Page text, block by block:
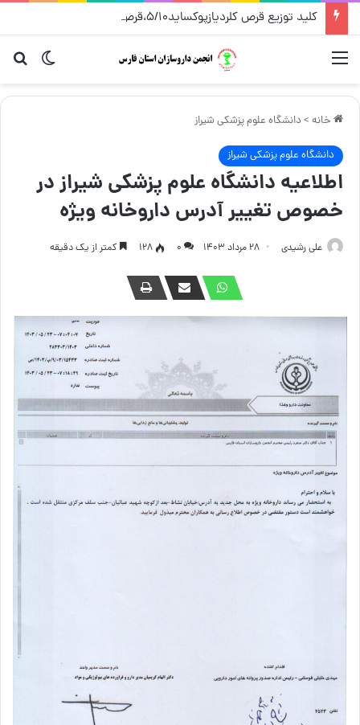
تغییر منو
خانه > دانشگاه علوم پزشکی شیراز
دانشگاه علوم پزشکی شیراز
اطلاعیه دانشگاه علوم پزشکی شیراز در
خصوص تغییر آدرس داروخانه ویژه
علی رشیدی ۲۸ مرداد ۱۴۰۳ ۰ 128 کمتر از یک دقیقه